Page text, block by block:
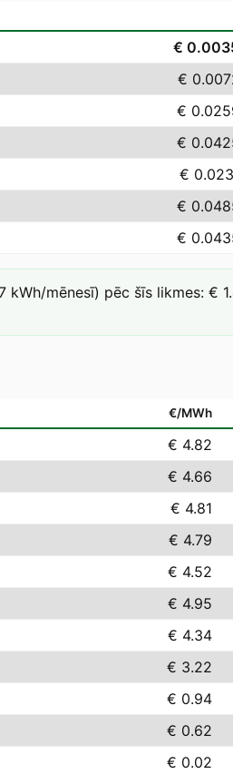
€
€
€
€
€
€
€
mēnesī) pēc šīs likmes: €
€/MWh
€ 4.82
€ 4.66
€ 4.81
€ 4.79
€ 4.52
€ 4.95
€ 4.34
€ 3.22
€ 0.94
€ 0.62
€ 0.02